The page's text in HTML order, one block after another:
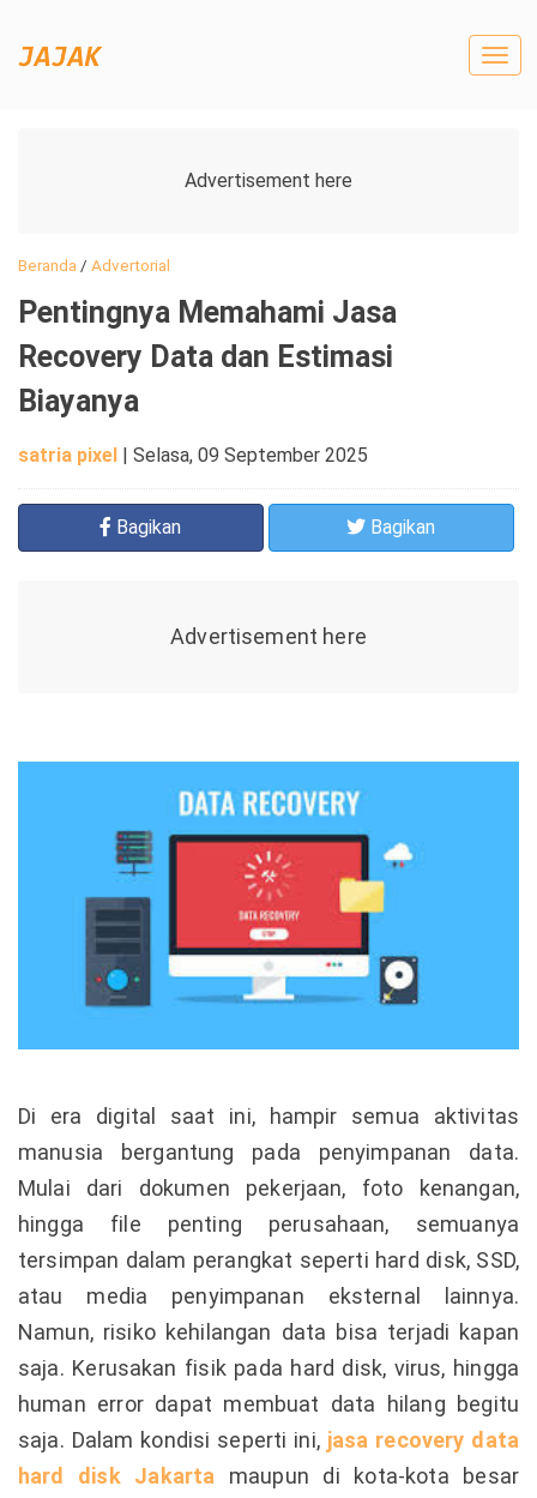
Beranda / Advertorial
Pentingnya Memahami Jasa
Recovery Data dan Estimasi
Biayanya
satria pixel | Selasa, 09 September 2025
Bagikan Bagikan
Di era digital saat ini, hampir semua aktivitas
manusia bergantung pada penyimpanan data.
Mulai dari dokumen pekerjaan, foto kenangan,
hingga file penting perusahaan, semuanya
tersimpan dalam perangkat seperti hard disk, SSD,
atau media penyimpanan eksternal lainnya.
Namun, risiko kehilangan data bisa terjadi kapan
saja. Kerusakan fisik pada hard disk, virus, hingga
human error dapat membuat data hilang begitu
saja. Dalam kondisi seperti ini, jasa recovery data
hard disk Jakarta maupun di kota-kota besar